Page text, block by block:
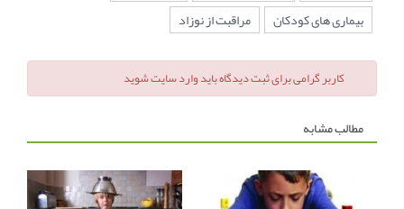
بیماری های کودکان
مراقبت از نوزاد
کاربر گرامی برای ثبت دیدگاه باید وارد سایت شوید
مطالب مشابه